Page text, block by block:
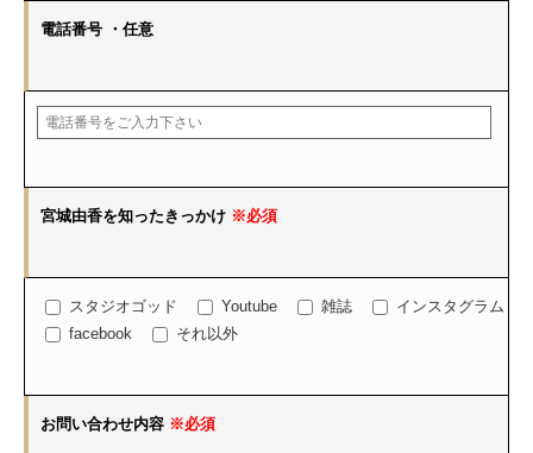
電話番号 ・任意
宮城由香を知ったきっかけ ※必須
スタジオゴッド Youtube 雑誌
インスタグラム
facebook
それ以外
お問い合わせ内容 ※必須